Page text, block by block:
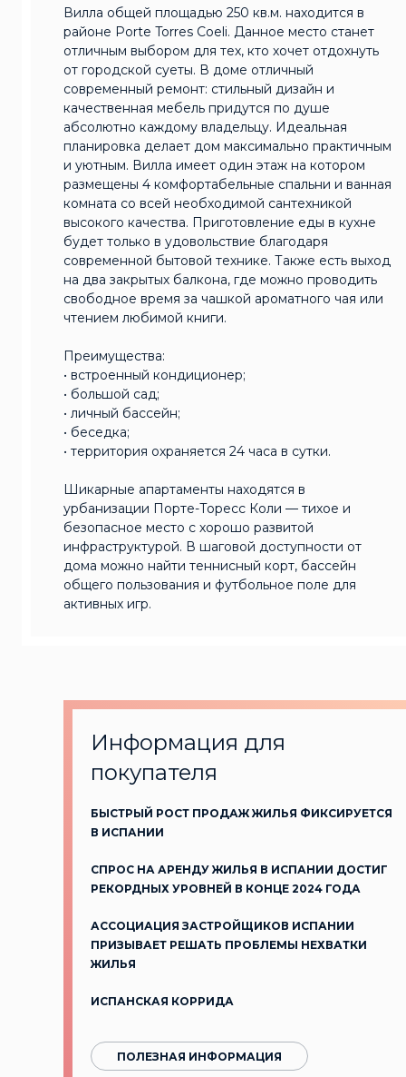
Вилла общей площадью 250 кв.м. находится в
районе Porte Torres Coeli. Данное место станет
отличным выбором для тех, кто хочет отдохнуть
от городской суеты. В доме отличный
современный ремонт: стильный дизайн и
качественная мебель придутся по душе
абсолютно каждому владельцу. Идеальная
планировка делает дом максимально практичным
и уютным. Вилла имеет один этаж на котором
размещены 4 комфортабельные спальни и ванная
комната со всей необходимой сантехникой
высокого качества. Приготовление еды в кухне
будет только в удовольствие благодаря
современной бытовой технике. Также есть выход
на два закрытых балкона, где можно проводить
свободное время за чашкой ароматного чая или
чтением любимой книги.
Преимущества:
• встроенный кондиционер;
• большой сад;
• личный бассейн;
• беседка;
• территория охраняется 24 часа в сутки.
Шикарные апартаменты находятся в
урбанизации Порте-Торесс Коли — тихое и
безопасное место с хорошо развитой
инфраструктурой. В шаговой доступности от
дома можно найти теннисный корт, бассейн
общего пользования и футбольное поле для
активных игр.
Информация для
покупателя
БЫСТРЫЙ РОСТ ПРОДАЖ ЖИЛЬЯ ФИКСИРУЕТСЯ
В ИСПАНИИ
СПРОС НА АРЕНДУ ЖИЛЬЯ В ИСПАНИИ ДОСТИГ
РЕКОРДНЫХ УРОВНЕЙ В КОНЦЕ 2024 ГОДА
АССОЦИАЦИЯ ЗАСТРОЙЩИКОВ ИСПАНИИ
ПРИЗЫВАЕТ РЕШАТЬ ПРОБЛЕМЫ НЕХВАТКИ
ЖИЛЬЯ
ИСПАНСКАЯ КОРРИДА
ПОЛЕЗНАЯ ИНФОРМАЦИЯ